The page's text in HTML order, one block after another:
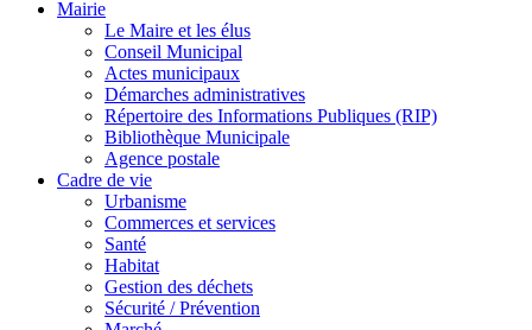
Mairie
Le Maire et les élus
Conseil Municipal
Actes municipaux
Démarches administratives
Répertoire des Informations Publiques (RIP)
Bibliothèque Municipale
Agence postale
Cadre de vie
Urbanisme
Commerces et services
Santé
Habitat
Gestion des déchets
Sécurité / Prévention